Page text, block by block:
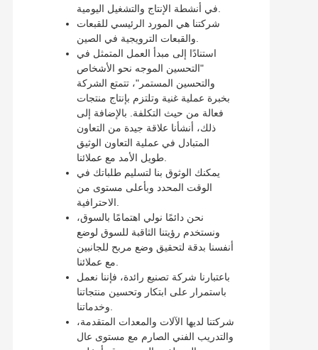
شركتنا هي المورد الرئيسي للقبعات
استنادًا إلى مبدأ العمل المتمثل في
"التحسين الموجه نحو الأشخاص
والتحسين المستمر"، تتمتع الشركة
بخبرة عملية غنية وتلتزم بإنتاج منتجات
فعالة من حيث التكلفة. بالإضافة إلى
ذلك، أنشأنا علاقة جيدة من التعاون
المتبادل في عملية التعاون الوثيق
طويل الأمد مع عملائنا.
يمكنك الوثوق بنا لتسليم طلباتك في
الوقت المحدد وبأعلى مستوى من
نحن دائمًا نولي اهتمامًا بالسوق،
ونستخدم رؤيتنا الثاقبة للسوق لوضع
أنفسنا بدقة لتحقيق وضع مربح للجانبين
باعتبارنا شركة تصنيع رائدة، فإننا نعمل
باستمرار على ابتكار وتحسين منتجاتنا
شركتنا لديها الآلات والمعدات المتقدمة،
والتدريب الفني الصارم مع مستوى عال